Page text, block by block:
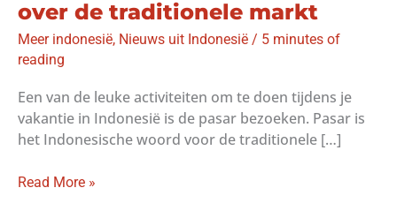
over de traditionele markt
Meer indonesië, Nieuws uit Indonesië / 5 minutes of
reading
Een van de leuke activiteiten om te doen tijdens je
vakantie in Indonesië is de pasar bezoeken. Pasar is
het Indonesische woord voor de traditionele […]
Pasar
Read More »